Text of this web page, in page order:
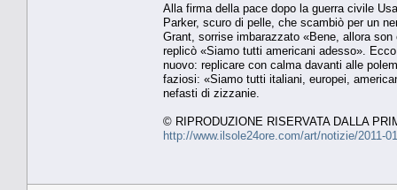
Alla firma della pace dopo la guerra civile
Parker, scuro di pelle, che scambiò per un
Grant, sorrise imbarazzato «Bene, allora
replicò «Siamo tutti americani adesso».
nuovo: replicare con calma davanti alle
faziosi: «Siamo tutti italiani, europei,
nefasti di zizzanie.
© RIPRODUZIONE RISERVATA DALLA
http://www.ilsole24ore.com/art/notizie/2011-